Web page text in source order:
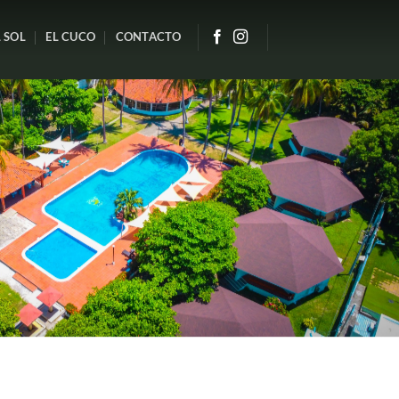
SOL EL CUCO CONTACTO